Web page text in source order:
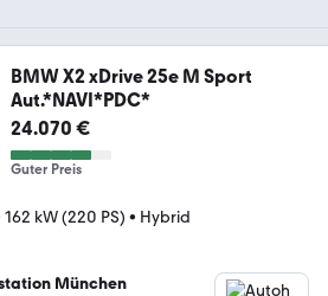
BMW X2 xDrive 25e M Sport
Aut.*NAVI*PDC*
24.070 €
Guter Preis
162 kW (220 PS) • Hybrid
München